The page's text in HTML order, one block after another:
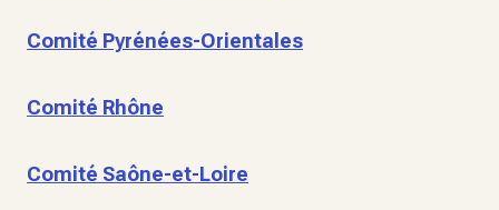
Comité Pyrénées-Orientales
Comité Rhône
Comité Saône-et-Loire